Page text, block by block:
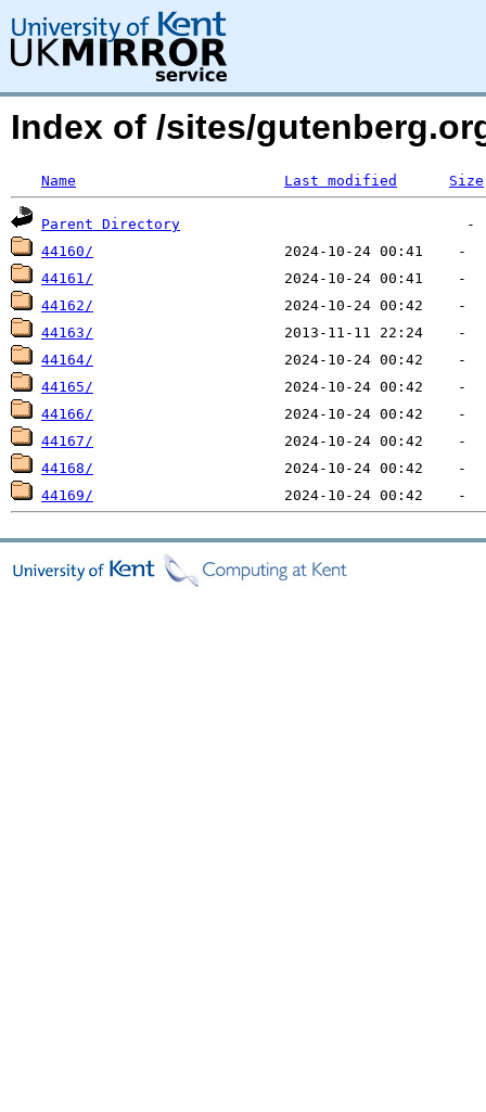
Index of /sites/
Name Last modified Size
Parent Directory
44160/
44161/
44162/
44163/
44164/
44165/
44166/
44167/
44168/
44169/